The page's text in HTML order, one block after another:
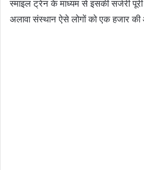
स्माइल ट्रेन के माध्यम से इसकी सर्जरी
अलावा संस्थान ऐसे लोगों को एक हजार की